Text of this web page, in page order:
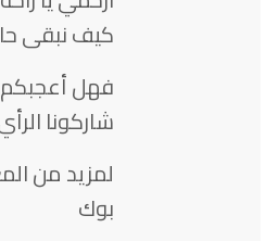
كيف نبقى
فهل أعجبكم
شاركونا
لمزيد من
بوك